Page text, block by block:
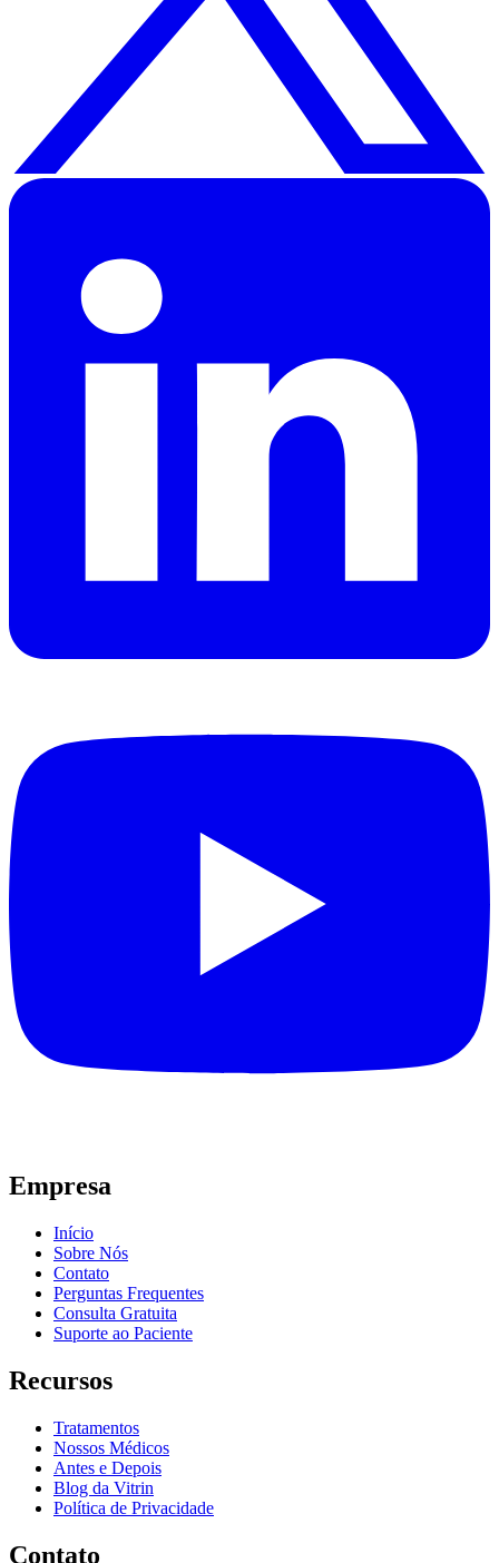
Empresa
Início
Sobre Nós
Contato
Perguntas Frequentes
Consulta Gratuita
Suporte ao Paciente
Recursos
Tratamentos
Nossos Médicos
Antes e Depois
Blog da Vitrin
Política de Privacidade
Contato